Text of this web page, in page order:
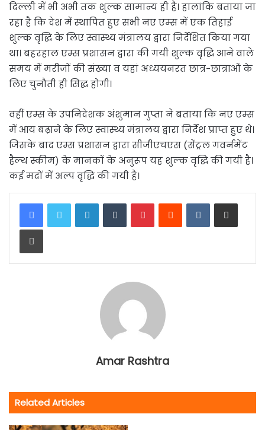
दिल्ली में भी अभी तक शुल्क सामान्य ही हैं। हालांकि बताया जा
रहा है कि देश में स्थापित हुए सभी नए एम्स में एक तिहाई
शुल्क वृद्धि के लिए स्वास्थ्य मंत्रालय द्वारा निर्देशित किया गया
था। बहरहाल एम्स प्रशासन द्वारा की गयी शुल्क वृद्धि आने वाले
समय में मरीजों की संख्या व यहां अध्ययनरत छात्र-छात्राओं के
लिए चुनौती ही सिद्ध होगी।
वहीं एम्स के उपनिदेशक अंशुमान गुप्ता ने बताया कि नए एम्स
में आय बढ़ाने के लिए स्वास्थ्य मंत्रालय द्वारा निर्देश प्राप्त हुए थे।
जिसके बाद एम्स प्रशासन द्वारा सीजीएचएस (सेंट्रल गवर्नमेंट
हैल्थ स्कीम) के मानकों के अनुरूप यह शुल्क वृद्धि की गयी है।
कई मदों में अल्प वृद्धि की गयी है।
LinkedInTumblrPinterestReddit VKontakteShare via Email
Print
Amar Rashtra
Related Articles